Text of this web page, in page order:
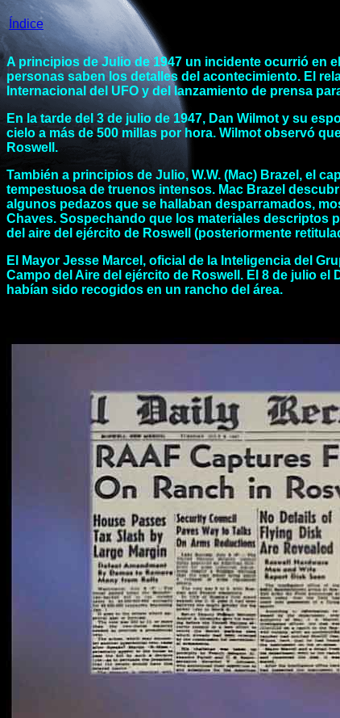
Índice
A principios de Julio de 1947 un incidente ocurrió en
personas saben los detalles del acontecimiento. El
Internacional del UFO y del lanzamiento de prensa
En la tarde del 3 de julio de 1947, Dan Wilmot y su
cielo a más de 500 millas por hora. Wilmot observó
Roswell.
También a principios de Julio, W.W. (Mac) Brazel, el
tempestuosa de truenos intensos. Mac Brazel
algunos pedazos que se hallaban desparramados,
Chaves. Sospechando que los materiales descriptos
del aire del ejército de Roswell (posteriormente
El Mayor Jesse Marcel, oficial de la Inteligencia del
Campo del Aire del ejército de Roswell. El 8 de julio
habían sido recogidos en un rancho del área.